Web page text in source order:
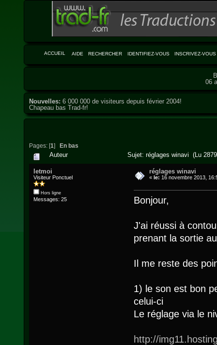
ACCUEIL AIDE RECHERCHER IDENTIFIEZ-VOUS INSCRIVEZ-VOUS
06
Nouvelles: 6 000 000 de visiteurs depuis février 2004!
Chapeau bas Trad-fr!
Pages: [1] En bas
Auteur Sujet: réglages winavi (Lu
letmoi
Visiteur Ponctuel
Hors ligne
Messages: 25
réglages winavi
«le: 16 novembre 2013,
Bonjour,
J'ai réussi à
prenant la sortie
Il me reste des
1) le son est bon
celui-ci
Le réglage via le
http://